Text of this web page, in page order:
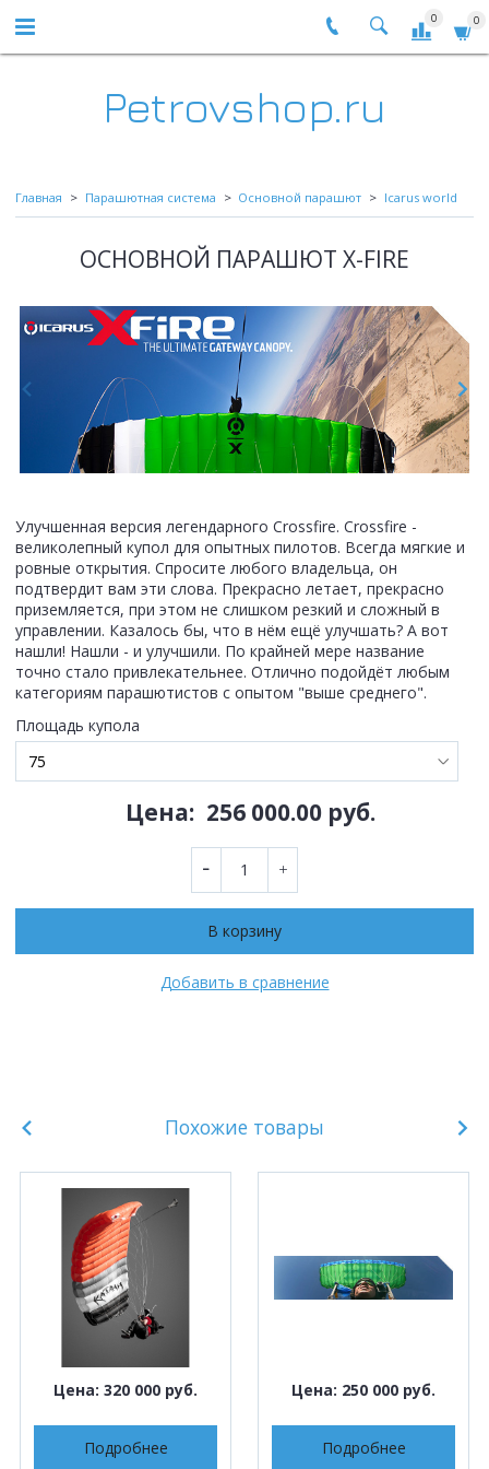
0 0
Petrovshop.ru
Главная Парашютная система Основной парашют Icarus world
ОСНОВНОЙ ПАРАШЮТ X-FIRE
Улучшенная версия легендарного Crossfire. Crossfire -
великолепный купол для опытных пилотов. Всегда мягкие и
ровные открытия. Спросите любого владельца, он
подтвердит вам эти слова. Прекрасно летает, прекрасно
приземляется, при этом не слишком резкий и сложный в
управлении. Казалось бы, что в нём ещё улучшать? А вот
нашли! Нашли - и улучшили. По крайней мере название
точно стало привлекательнее. Отлично подойдёт любым
категориям парашютистов с опытом "выше среднего".
Площадь купола
Цена: 256 000.00 руб.
В корзину
Добавить в сравнение
Похожие товары
Цена: 320 000 руб.
Подробнее
Цена: 250 000 руб.
Подробнее